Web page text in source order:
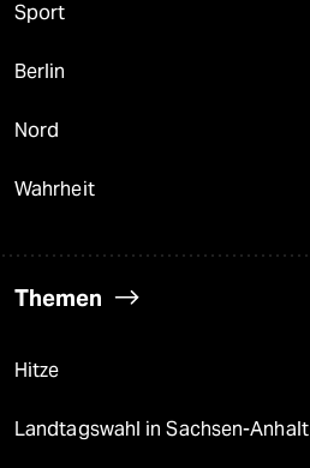
Sport
Berlin
Nord
Wahrheit
Themen
Hitze
Landtagswahl in Sachsen-Anhalt